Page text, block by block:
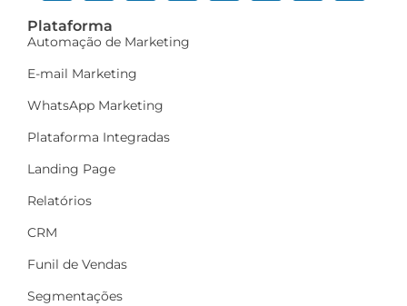
Plataforma
Automação de Marketing
E-mail Marketing
WhatsApp Marketing
Plataforma Integradas
Landing Page
Relatórios
CRM
Funil de Vendas
Segmentações